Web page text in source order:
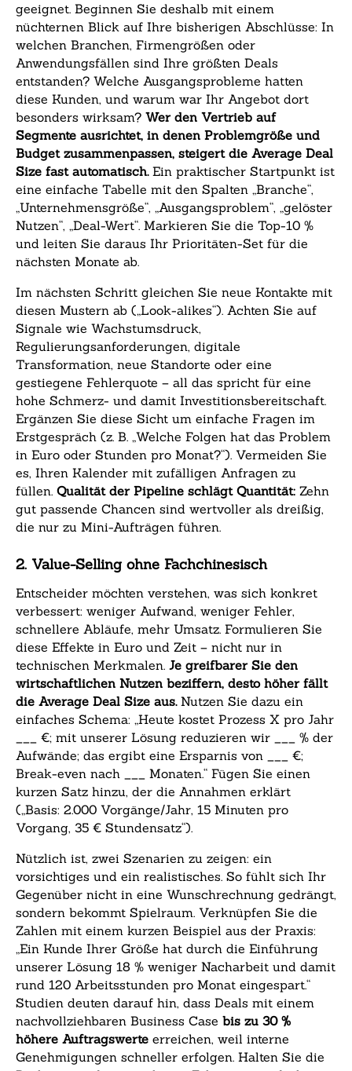
geeignet. Beginnen Sie deshalb mit einem
nüchternen Blick auf Ihre bisherigen Abschlüsse: In
welchen Branchen, Firmengrößen oder
Anwendungsfällen sind Ihre größten Deals
entstanden? Welche Ausgangsprobleme hatten
diese Kunden, und warum war Ihr Angebot dort
besonders wirksam? Wer den Vertrieb auf
Segmente ausrichtet, in denen Problemgröße und
Budget zusammenpassen, steigert die Average Deal
Size fast automatisch.Ein praktischer Startpunkt ist
eine einfache Tabelle mit den Spalten „Branche“,
„Unternehmensgröße“, „Ausgangsproblem“, „gelöster
Nutzen“, „Deal-Wert“. Markieren Sie die Top-10 %
und leiten Sie daraus Ihr Prioritäten-Set für die
nächsten Monate ab.
Im nächsten Schritt gleichen Sie neue Kontakte mit
diesen Mustern ab („Look-alikes“). Achten Sie auf
Signale wie Wachstumsdruck,
Regulierungsanforderungen, digitale
Transformation, neue Standorte oder eine
gestiegene Fehlerquote – all das spricht für eine
hohe Schmerz- und damit Investitionsbereitschaft.
Ergänzen Sie diese Sicht um einfache Fragen im
Erstgespräch (z. B. „Welche Folgen hat das Problem
in Euro oder Stunden pro Monat?“). Vermeiden Sie
es, Ihren Kalender mit zufälligen Anfragen zu
füllen. Qualität der Pipeline schlägt Quantität:Zehn
gut passende Chancen sind wertvoller als dreißig,
die nur zu Mini-Aufträgen führen.
2. Value-Selling ohne Fachchinesisch
Entscheider möchten verstehen, was sich konkret
verbessert: weniger Aufwand, weniger Fehler,
schnellere Abläufe, mehr Umsatz. Formulieren Sie
diese Effekte in Euro und Zeit – nicht nur in
technischen Merkmalen. Je greifbarer Sie den
wirtschaftlichen Nutzen beziffern, desto höher fällt
die Average Deal Size aus.Nutzen Sie dazu ein
einfaches Schema: „Heute kostet Prozess X pro Jahr
___ €; mit unserer Lösung reduzieren wir ___ % der
Aufwände; das ergibt eine Ersparnis von ___ €;
Break-even nach ___ Monaten.“ Fügen Sie einen
kurzen Satz hinzu, der die Annahmen erklärt
(„Basis: 2.000 Vorgänge/Jahr, 15 Minuten pro
Vorgang, 35 € Stundensatz“).
Nützlich ist, zwei Szenarien zu zeigen: ein
vorsichtiges und ein realistisches. So fühlt sich Ihr
Gegenüber nicht in eine Wunschrechnung gedrängt,
sondern bekommt Spielraum. Verknüpfen Sie die
Zahlen mit einem kurzen Beispiel aus der Praxis:
„Ein Kunde Ihrer Größe hat durch die Einführung
unserer Lösung 18 % weniger Nacharbeit und damit
rund 120 Arbeitsstunden pro Monat eingespart.“
Studien deuten darauf hin, dass Deals mit einem
nachvollziehbaren Business Case bis zu 30 %
höhere Auftragswerteerreichen, weil interne
Genehmigungen schneller erfolgen. Halten Sie die